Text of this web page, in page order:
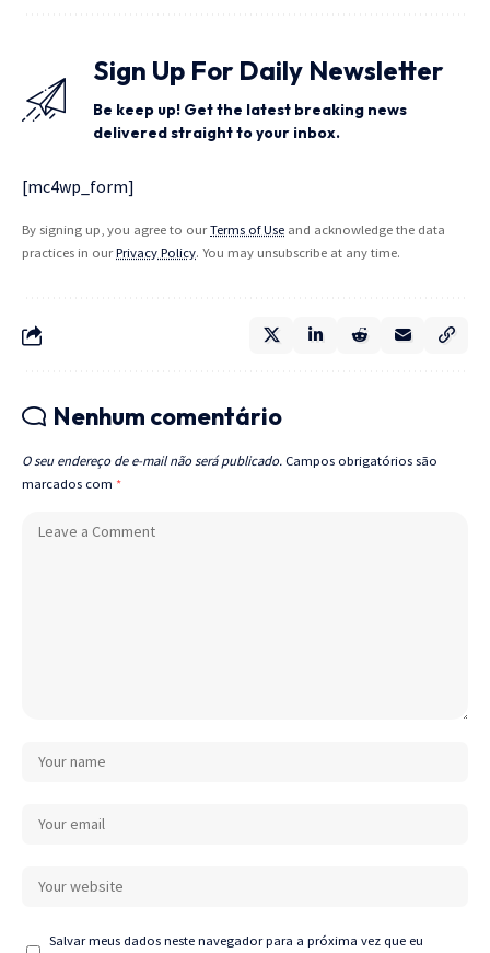
Sign Up For Daily Newsletter
Be keep up! Get the latest breaking news
delivered straight to your inbox.
[mc4wp_form]
By signing up, you agree to ourTerms of Use and acknowledge the data
practices in ourPrivacy Policy. You may unsubscribe at any time.
Nenhum comentário
O seu endereço de e-mail não será publicado. Campos obrigatórios são
marcados com *
Salvar meus dados neste navegador para a próxima vez que eu